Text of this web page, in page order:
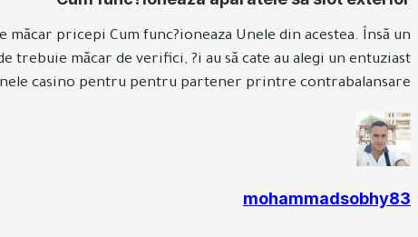
pricepi Cum func?ioneaza Unele din acestea. Însă un
măcar de verifici, ?i au să cate au alegi un entuziast
casino pentru pentru partener printre contrabalansare.
mohammadsobhy83